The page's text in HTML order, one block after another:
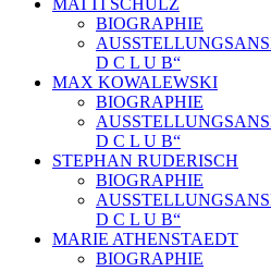
BIOGRAPHIE
D C L U B“
MAX KOWALEWSKI
BIOGRAPHIE
D C L U B“
STEPHAN RUDERISCH
BIOGRAPHIE
D C L U B“
MARIE ATHENSTAEDT
BIOGRAPHIE